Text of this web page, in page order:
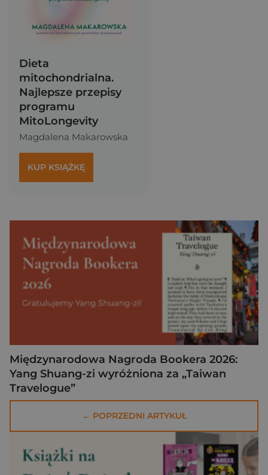
Dieta
mitochondrialna.
Najlepsze przepisy
programu
MitoLongevity
Magdalena Makarowska
KUP KSIĄŻKĘ
Międzynarodowa Nagroda Bookera 2026:
Yang Shuang-zi wyróżniona za „Taiwan
Travelogue”
← POPRZEDNI ARTYKUŁ